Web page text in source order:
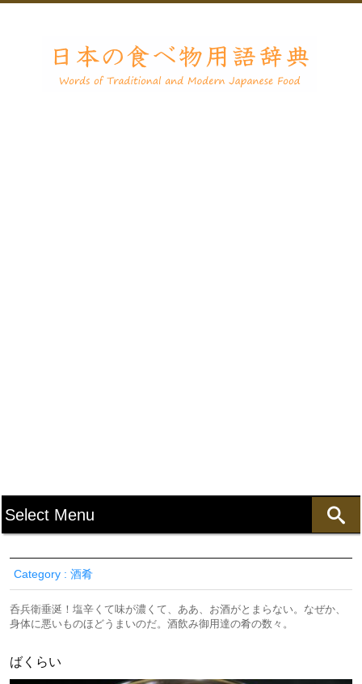
Category : 酒肴
呑兵衛垂涎！塩辛くて味が濃くて、ああ、お酒がとまらない。なぜか、
身体に悪いものほどうまいのだ。酒飲み御用達の肴の数々。
ばくらい